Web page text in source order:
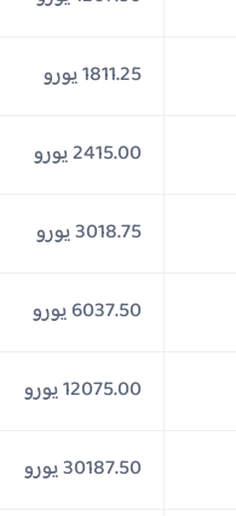
1811.25 يورو
2415.00 يورو
3018.75 يورو
6037.50 يورو
12075.00 يورو
30187.50 يورو